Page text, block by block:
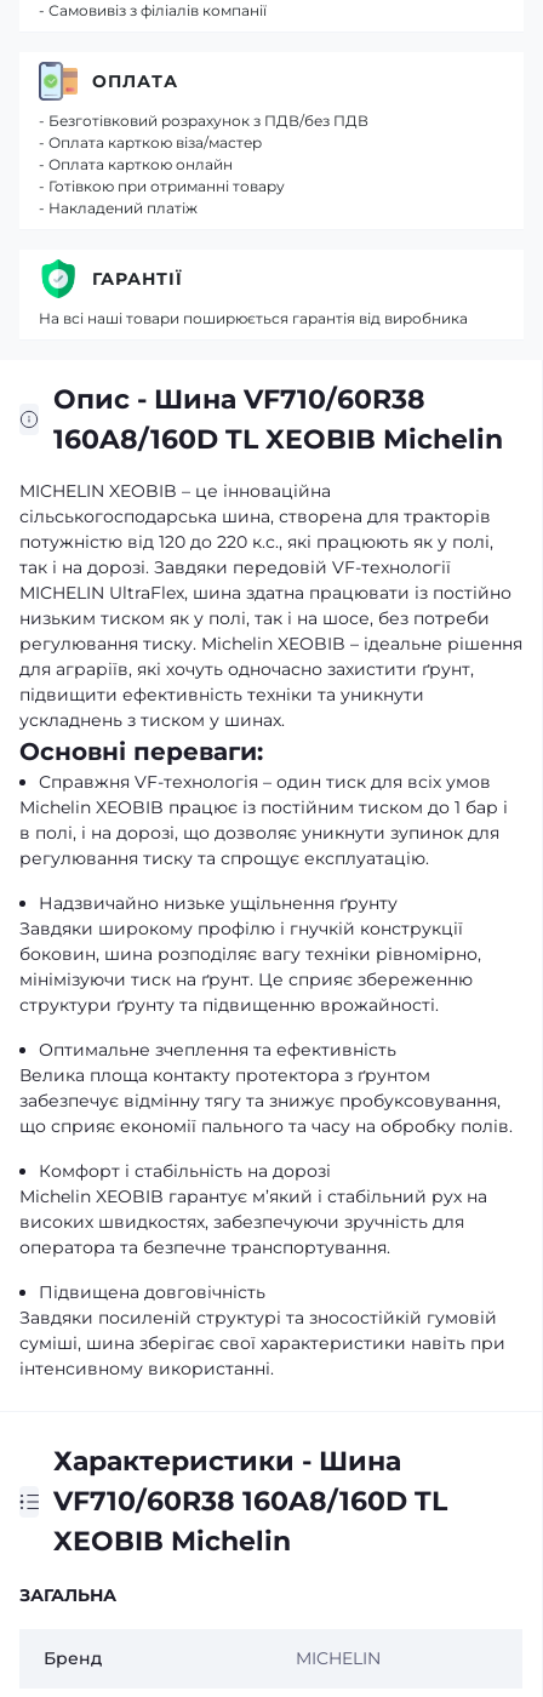
Опис - Шина VF710/60R38
160A8/160D TL XEOBIB Michelin
MICHELIN XEOBIB – це інноваційна
сільськогосподарська шина, створена для тракторів
потужністю від 120 до 220 к.с., які працюють як у полі,
так і на дорозі. Завдяки передовій VF-технології
MICHELIN UltraFlex, шина здатна працювати із постійно
низьким тиском як у полі, так і на шосе, без потреби
регулювання тиску. Michelin XEOBIB – ідеальне рішення
для аграріїв, які хочуть одночасно захистити ґрунт,
підвищити ефективність техніки та уникнути
ускладнень з тиском у шинах.
Основні переваги:
Справжня VF-технологія – один тиск для всіх умов
Michelin XEOBIB працює із постійним тиском до 1 бар і
в полі, і на дорозі, що дозволяє уникнути зупинок для
регулювання тиску та спрощує експлуатацію.
Надзвичайно низьке ущільнення ґрунту
Завдяки широкому профілю і гнучкій конструкції
боковин, шина розподіляє вагу техніки рівномірно,
мінімізуючи тиск на ґрунт. Це сприяє збереженню
структури ґрунту та підвищенню врожайності.
Оптимальне зчеплення та ефективність
Велика площа контакту протектора з ґрунтом
забезпечує відмінну тягу та знижує пробуксовування,
що сприяє економії пального та часу на обробку полів.
Комфорт і стабільність на дорозі
Michelin XEOBIB гарантує м’який і стабільний рух на
високих швидкостях, забезпечуючи зручність для
оператора та безпечне транспортування.
Підвищена довговічність
Завдяки посиленій структурі та зносостійкій гумовій
суміші, шина зберігає свої характеристики навіть при
інтенсивному використанні.
Характеристики - Шина
VF710/60R38 160A8/160D TL
XEOBIB Michelin
ЗАГАЛЬНА
Бренд MICHELIN
- Самовивіз з філіалів компанії
ОПЛАТА
- Безготівковий розрахунок з ПДВ/без ПДВ
- Оплата карткою віза/мастер
- Оплата карткою онлайн
- Готівкою при отриманні товару
- Накладений платіж
ГАРАНТІЇ
На всі наші товари поширюється гарантія від виробника